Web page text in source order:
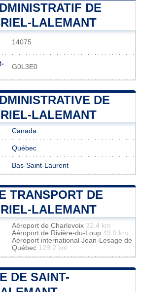
DE
LALEMANT
14075
G0L3E0
DE
LALEMANT
Canada
Québec
Bas-Saint-Laurent
TRANSPORT DE
LALEMANT
Aéroport de Charlevoix 32.4 km
Aéroport de Rivière-du-Loup 49.9 km
Aéroport international Jean-Lesage de
Québec 129.2 km
DE SAINT-